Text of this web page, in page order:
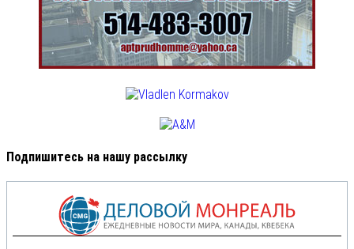
Подпишитесь на нашу рассылку